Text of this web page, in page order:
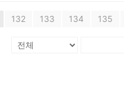
132 133 134 135